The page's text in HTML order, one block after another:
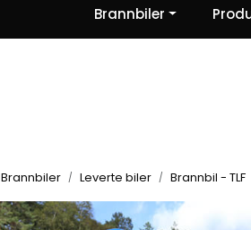
Om oss | Kontakt Oss |
Brannbiler
Brannbiler Leverte biler Brannbil - TLF